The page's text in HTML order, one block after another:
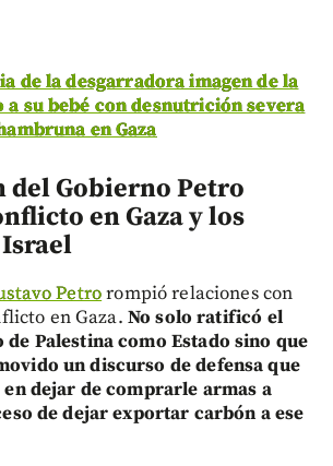
de la desgarradora imagen de la
su bebé con desnutrición severa
en Gaza
del Gobierno Petro
en Gaza y los
Petrorompió relaciones con
en Gaza. No solo ratificó el
Palestina como Estado sino que
un discurso de defensa que
dejar de comprarle armas a
de dejar exportar carbón a ese